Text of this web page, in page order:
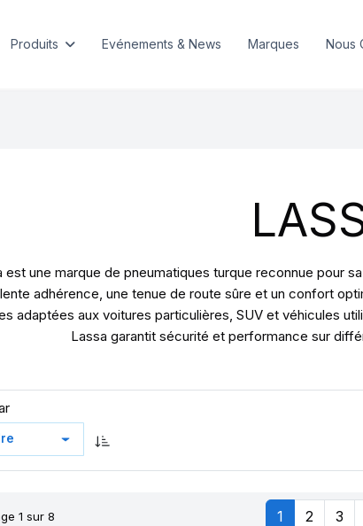
Produits Evénements & News Marques Nous
est une marque de pneumatiques turque reconnue pour
adhérence, une tenue de route sûre et un confort
adaptées aux voitures particulières, SUV et véhicules
Lassa garantit sécurité et performance sur
1 sur 8 1 2 3